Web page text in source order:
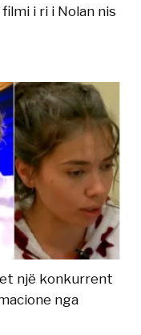
i ri i Nolan nis
një konkurrent
nga